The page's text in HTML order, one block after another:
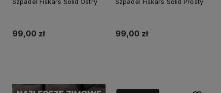
99,00 zł 99,00 zł